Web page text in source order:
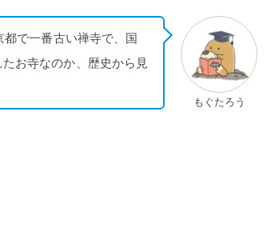
もぐたろう
で一番古い禅寺で、国
お寺なのか、歴史から見